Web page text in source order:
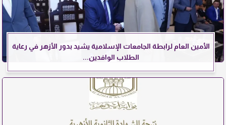
الأمين العام لرابطة الجامعات الإسلامية يشيد بدور الأزهر في رعاية
الطلاب الوافدين...